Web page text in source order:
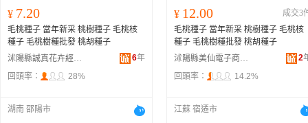
¥ 7.20
毛桃種子 當年新采 桃樹種子 毛桃核
種子 毛桃樹種批發 桃胡種子
沭陽縣誠真花卉經營部
6年
回頭率：
28%
湖南 邵陽市
¥ 12.00
成交3
毛桃種子 當年新采 桃樹種子 毛桃核
種子 毛桃樹種批發 桃胡種子
沭陽縣美仙電子商務有限公司
2
回頭率：
14.2%
江蘇 宿遷市